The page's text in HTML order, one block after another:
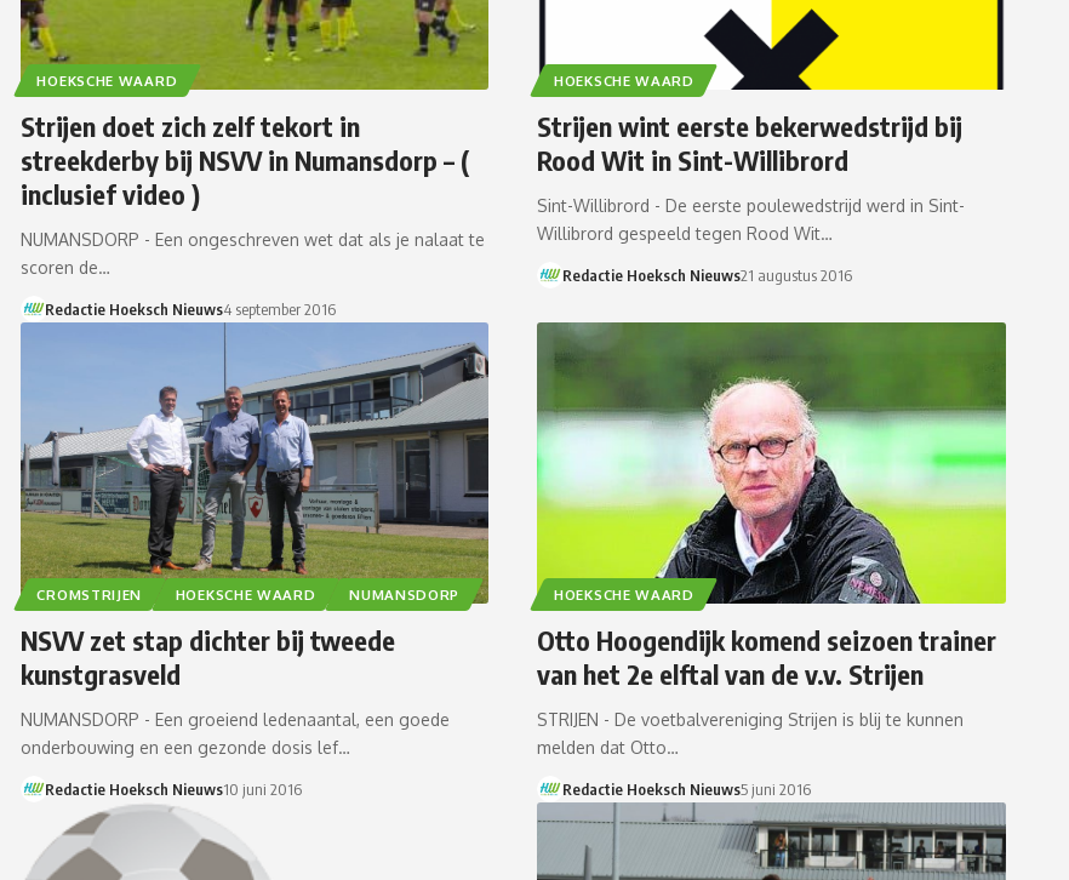
HOEKSCHE WAARD
Strijen doet zich zelf tekort in
streekderby bij NSVV in Numansdorp – (
inclusief video )
NUMANSDORP - Een ongeschreven wet dat als je nalaat te
scoren de…
Redactie Hoeksch Nieuws4 september 2016
HOEKSCHE WAARD
Strijen wint eerste bekerwedstrijd bij
Rood Wit in Sint-Willibrord
Sint-Willibrord - De eerste poulewedstrijd werd in Sint-
Willibrord gespeeld tegen Rood Wit…
Redactie Hoeksch Nieuws21 augustus 2016
CROMSTRIJEN HOEKSCHE WAARD NUMANSDORP
NSVV zet stap dichter bij tweede
kunstgrasveld
NUMANSDORP - Een groeiend ledenaantal, een goede
onderbouwing en een gezonde dosis lef…
Redactie Hoeksch Nieuws10 juni 2016
HOEKSCHE WAARD
Otto Hoogendijk komend seizoen trainer
van het 2e elftal van de v.v. Strijen
STRIJEN - De voetbalvereniging Strijen is blij te kunnen
melden dat Otto…
Redactie Hoeksch Nieuws5 juni 2016